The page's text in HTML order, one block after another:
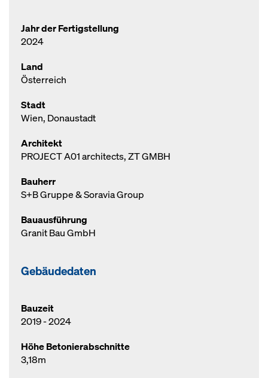
Jahr der Fertigstellung
2024
Land
Österreich
Stadt
Wien, Donaustadt
Architekt
PROJECT A01 architects, ZT GMBH
Bauherr
S+B Gruppe & Soravia Group
Bauausführung
Granit Bau GmbH
Gebäudedaten
Bauzeit
2019 - 2024
Höhe Betonierabschnitte
3,18m